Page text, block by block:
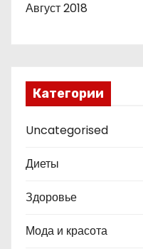
Август 2018
Категории
Uncategorised
Диеты
Здоровье
Мода и красота